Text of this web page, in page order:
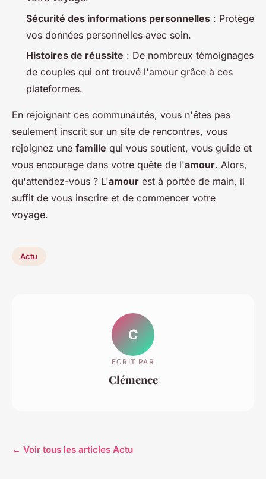
Sécurité des informations personnelles : Protège
vos données personnelles avec soin.
Histoires de réussite : De nombreux témoignages
de couples qui ont trouvé l'amour grâce à ces
plateformes.
En rejoignant ces communautés, vous n'êtes pas
seulement inscrit sur un site de rencontres, vous
rejoignez une famille qui vous soutient, vous guide et
vous encourage dans votre quête de l'amour. Alors,
qu'attendez-vous ? L'amour est à portée de main, il
suffit de vous inscrire et de commencer votre
voyage.
Actu
C
ECRIT PAR
Clémence
← Voir tous les articles Actu